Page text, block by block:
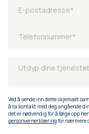
Ved å sende inn dette skjemaet
å ta kontakt med deg angående
det er nødvendig for å følge opp
personvernerklæring for nærmere